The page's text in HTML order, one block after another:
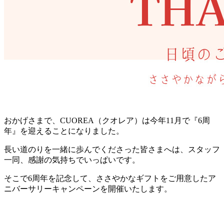
おかげさまで、CUOREA（クオレア）は今年11月で『6周
年』を迎えることになりました。
長い道のりを一緒に歩んでくださった皆さまへは、スタッフ
一同、感謝の気持ちでいっぱいです。
そこで6周年を記念して、ささやかなギフトをご用意したア
ニバーサリーキャンペーンを開催いたします。